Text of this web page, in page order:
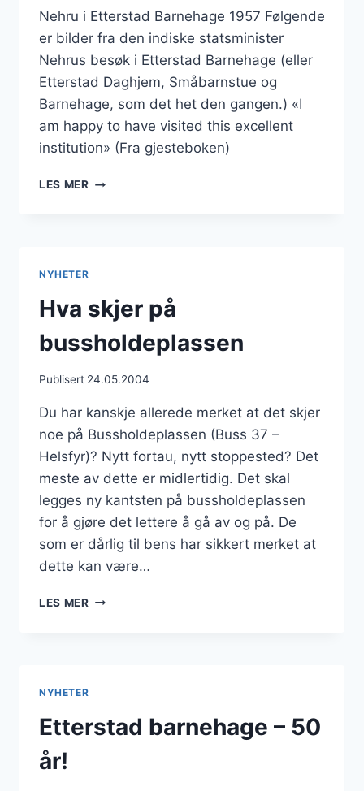
Nehru i Etterstad Barnehage 1957 Følgende
er bilder fra den indiske statsminister
Nehrus besøk i Etterstad Barnehage (eller
Etterstad Daghjem, Småbarnstue og
Barnehage, som det het den gangen.) «I
am happy to have visited this excellent
institution» (Fra gjesteboken)
LES MERETTERSTAD
NYHETER
Hva skjer på
bussholdeplassen
Publisert 24.05.2004
Du har kanskje allerede merket at det skjer
noe på Bussholdeplassen (Buss 37 –
Helsfyr)? Nytt fortau, nytt stoppested? Det
meste av dette er midlertidig. Det skal
legges ny kantsten på bussholdeplassen
for å gjøre det lettere å gå av og på. De
som er dårlig til bens har sikkert merket at
dette kan være…
LES MERHVA
NYHETER
Etterstad barnehage – 50
år!